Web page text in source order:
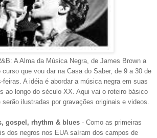
A Alma da Música Negra, de James Brown a
que vou dar na Casa do Saber, de 9 a 30 de
feiras. A idéia é abordar a música negra em suas
ao longo do século XX. Aqui vai o roteiro básico
ilustradas por gravações originais e videos.
gospel, rhythm & blues - Como as primeiras
dos negros nos EUA saíram dos campos de